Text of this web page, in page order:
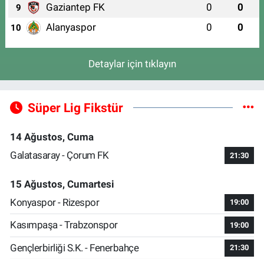
9 Gaziantep FK 0 0
10 Alanyaspor 0 0
Detaylar için tıklayın
Süper Lig Fikstür
14 Ağustos, Cuma
Galatasaray - Çorum FK
21:30
15 Ağustos, Cumartesi
Konyaspor - Rizespor
19:00
Kasımpaşa - Trabzonspor 19:00
Gençlerbirliği S.K. - Fenerbahçe 21:30